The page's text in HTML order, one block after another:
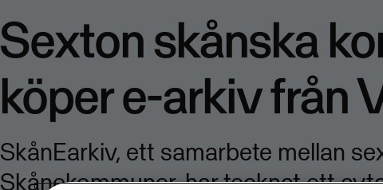
Sexton skånska
köper e-arkiv från
SkånEarkiv, ett samarbete mellan
Skånekommuner, har tecknat ett